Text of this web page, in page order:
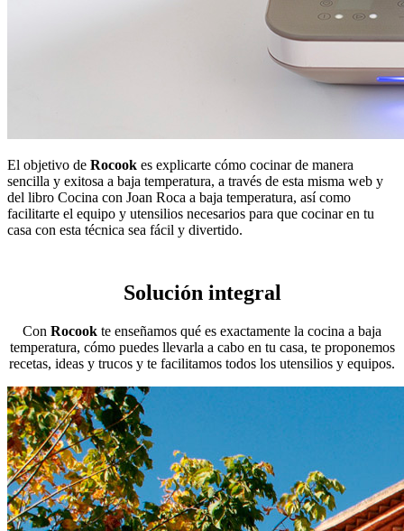
El objetivo de Rocook es explicarte cómo cocinar de manera
sencilla y exitosa a baja temperatura, a través de esta misma web y
del libro Cocina con Joan Roca a baja temperatura, así como
facilitarte el equipo y utensilios necesarios para que cocinar en tu
casa con esta técnica sea fácil y divertido.
Solución integral
Con Rocook te enseñamos qué es exactamente la cocina a baja
temperatura, cómo puedes llevarla a cabo en tu casa, te proponemos
recetas, ideas y trucos y te facilitamos todos los utensilios y equipos.